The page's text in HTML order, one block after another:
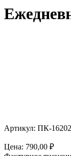
Артикул: ПК-
Цена: 790,00 ₽